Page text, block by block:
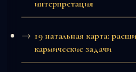
интерпретация
19 натальная карта:
кармические задачи